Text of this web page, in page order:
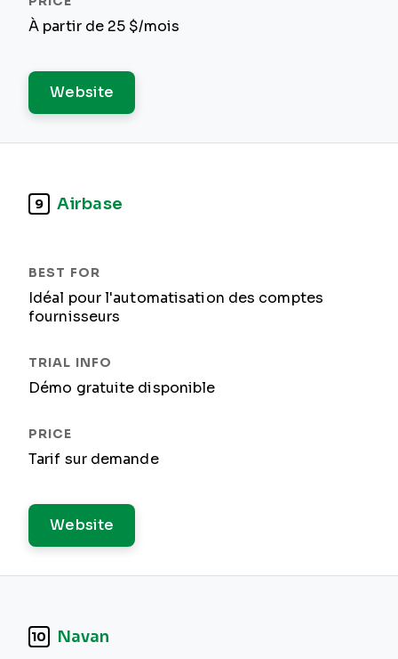
À partir de 25 $/mois
Website
9 Airbase
Idéal pour l'automatisation des comptes
fournisseurs
Démo gratuite disponible
Tarif sur demande
Website
10 Navan